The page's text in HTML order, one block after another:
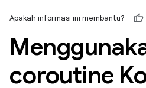
Apakah informasi ini membantu?
coroutine